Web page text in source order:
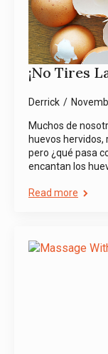
¡No Tires
Derrick
Muchos de
huevos
pero ¿qué pasa
encantan los
Read more